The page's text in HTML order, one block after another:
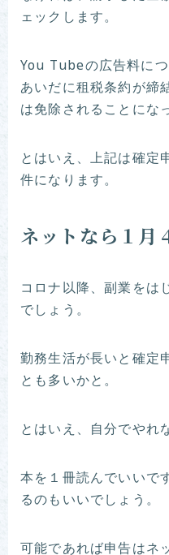
ェックします。
You Tubeの広告料に
あいだに租税条約が締
は免除されることにな
とはいえ、上記は確定
件になります。
ネットなら１月
コロナ以降、副業をは
でしょう。
勤務生活が長いと確定
とも多いかと。
とはいえ、自分でやれ
本を１冊読んでいいで
るのもいいでしょう。
可能であれば申告はネ